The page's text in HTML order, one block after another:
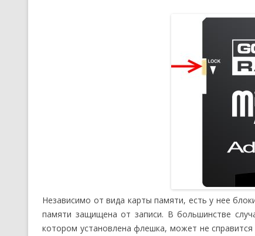
Независимо от вида карты памяти, есть у нее
памяти защищена от записи. В большинстве
котором установлена флешка, может не